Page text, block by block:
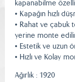
kapanabilme
• Kapağın hızlı
• Rahat ve çabuk
yerine monte
• Estetik ve uzun
• Hızlı ve Kolay
Ağırlık : 1920